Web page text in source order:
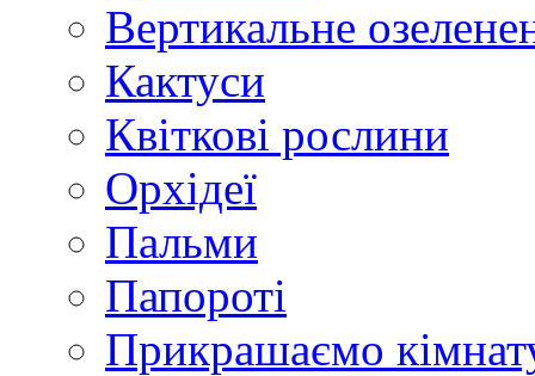
Вертикальне
Кактуси
Квіткові рослини
Орхідеї
Пальми
Папороті
Прикрашаємо